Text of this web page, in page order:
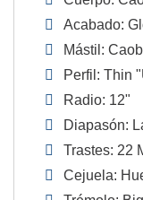
Acabado:
Mástil:
Perfil: Thin
Radio: 12"
Diapasón:
Trastes: 22
Cejuela: